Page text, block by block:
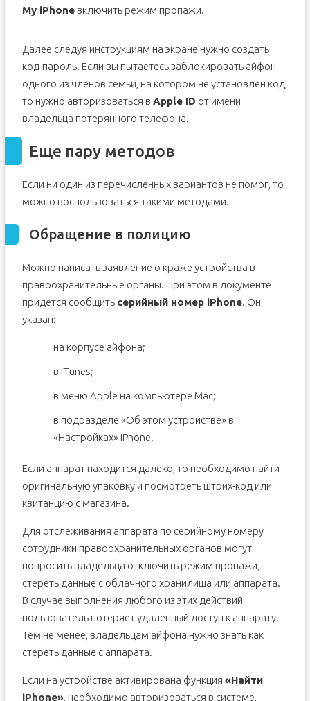
My iPhoneвключить режим пропажи.
Далее следуя инструкциям на экране нужно создать
код-пароль. Если вы пытаетесь заблокировать айфон
одного из членов семьи, на котором не установлен код,
то нужно авторизоваться в Apple ID от имени
владельца потерянного телефона.
Еще пару методов
Если ни один из перечисленных вариантов не помог, то
можно воспользоваться такими методами.
Обращение в полицию
Можно написать заявление о краже устройства в
правоохранительные органы. При этом в документе
придется сообщить серийный номер iPhone. Он
указан:
на корпусе айфона;
в iTunes;
в меню Apple на компьютере Mac;
в подразделе «Об этом устройстве» в
«Настройках» iPhone.
Если аппарат находится далеко, то необходимо найти
оригинальную упаковку и посмотреть штрих-код или
квитанцию с магазина.
Для отслеживания аппарата по серийному номеру
сотрудники правоохранительных органов могут
попросить владельца отключить режим пропажи,
стереть данные с облачного хранилища или аппарата.
В случае выполнения любого из этих действий
пользователь потеряет удаленный доступ к аппарату.
Тем не менее, владельцам айфона нужно знать как
стереть данные с аппарата.
Если на устройстве активирована функция «Найти
iPhone», необходимо авторизоваться в системе,